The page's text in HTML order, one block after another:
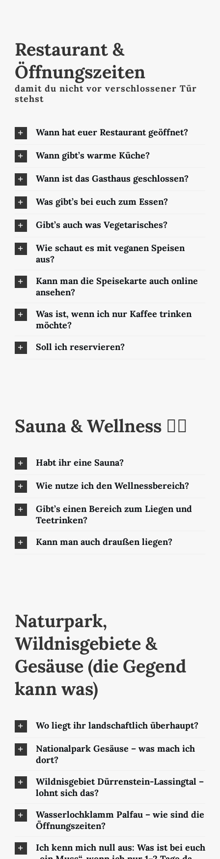
Restaurant &
Öffnungszeiten
damit du nicht vor verschlossener Tür
stehst
Wann hat euer Restaurant geöffnet?
Wann gibt’s warme Küche?
Wann ist das Gasthaus geschlossen?
Was gibt’s bei euch zum Essen?
Gibt’s auch was Vegetarisches?
Wie schaut es mit veganen Speisen
aus?
Kann man die Speisekarte auch online
ansehen?
Was ist, wenn ich nur Kaffee trinken
möchte?
Soll ich reservieren?
Sauna & Wellness 🧖‍♀️
Habt ihr eine Sauna?
Wie nutze ich den Wellnessbereich?
Gibt’s einen Bereich zum Liegen und
Teetrinken?
Kann man auch draußen liegen?
Naturpark,
Wildnisgebiete &
Gesäuse (die Gegend
kann was)
Wo liegt ihr landschaftlich überhaupt?
Nationalpark Gesäuse – was mach ich
dort?
Wildnisgebiet Dürrenstein-Lassingtal –
lohnt sich das?
Wasserlochklamm Palfau – wie sind die
Öffnungszeiten?
Ich kenn mich null aus: Was ist bei euch